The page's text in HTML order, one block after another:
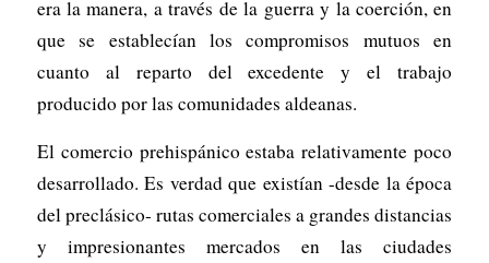
era la manera, a través de la guerra y la coerción, en
que se establecían los compromisos mutuos en
cuanto al reparto del excedente y el trabajo
producido por las comunidades aldeanas.
El comercio prehispánico estaba relativamente poco
desarrollado. Es verdad que existían -desde la época
del preclásico- rutas comerciales a grandes distancias
y impresionantes mercados en las ciudades